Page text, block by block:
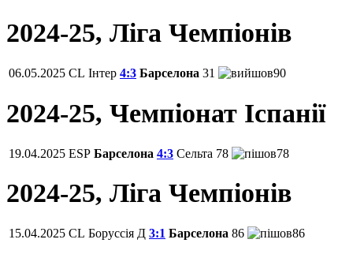
2024-25, Ліга Чемпіонів
06.05.2025 CL Інтер 4:3 Барселона 31 90
2024-25, Чемпiонат Іспанії
19.04.2025 ESP Барселона 4:3 Сельта 78 78
2024-25, Ліга Чемпіонів
15.04.2025 CL Боруссія Д 3:1 Барселона 86 86